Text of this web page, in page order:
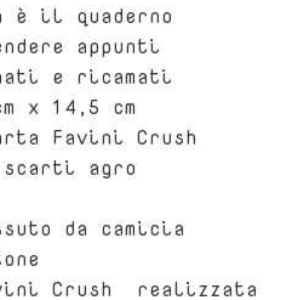
è il quaderno
appunti
e ricamati
x 14,5 cm
Favini Crush
agro
da camicia
Crush
realizzata